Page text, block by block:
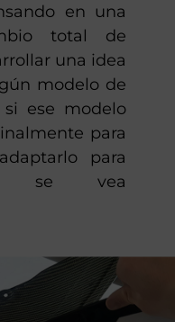
en una
total de
una idea
modelo de
si ese modelo
para
para
se vea